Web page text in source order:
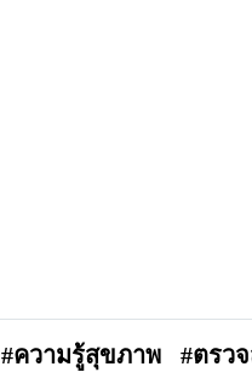
#ความรู้สุขภาพ #ตรว